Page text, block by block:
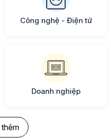
Công nghệ - Điện tử
Doanh nghiệp